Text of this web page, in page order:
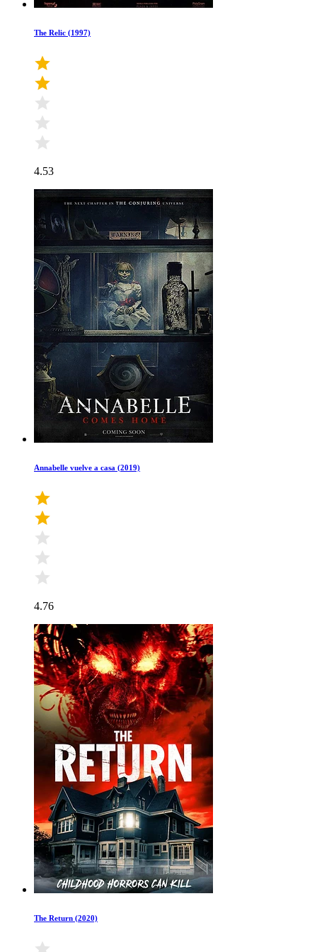
The Relic (1997)
4.53
Annabelle vuelve a casa (2019)
4.76
The Return (2020)